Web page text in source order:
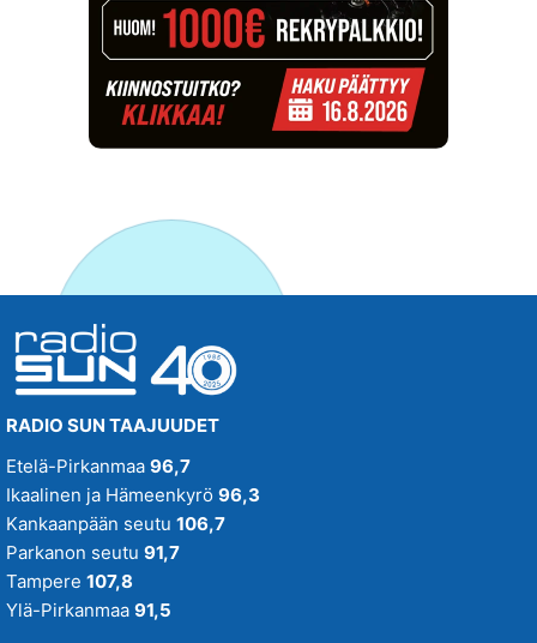
RADIO SUN TAAJUUDET
Etelä-Pirkanmaa 96,7
Ikaalinen ja Hämeenkyrö 96,3
Kankaanpään seutu 106,7
Parkanon seutu 91,7
Tampere 107,8
Ylä-Pirkanmaa 91,5